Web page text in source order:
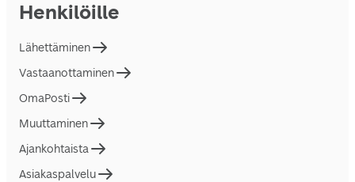
Henkilöille
Lähettäminen
Vastaanottaminen
OmaPosti
Muuttaminen
Ajankohtaista
Asiakaspalvelu